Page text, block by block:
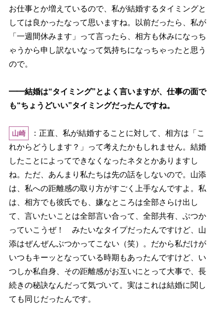
お仕事とか増えているので、私が結婚するタイミングと
しては良かったなって思いますね。以前だったら、私が
「一週間休みます」って言ったら、相方も休みになっち
ゃうから申し訳ないなって気持ちになっちゃったと思う
ので。
━━結婚は“タイミング”とよく言いますが、仕事の面で
も“ちょうどいい”タイミングだったんですね。
山崎
：正直、私が結婚することに対して、相方は「こ
れからどうします？」って考えたかもしれません。結婚
したことによってできなくなったネタとかありますし
ね。ただ、あんまり私たちは先の話をしないので。山添
は、私への距離感の取り方がすごく上手なんですよ。私
は、相方でも彼氏でも、嫌なところは全部さらけ出し
て、言いたいことは全部言い合って、全部共有、ぶつか
っていこうぜ！ みたいなタイプだったんですけど、山
添はぜんぜんぶつかってこない（笑）。だから私だけが
いつもキーッとなっている時期もあったんですけど、い
つしか私自身、その距離感がお互いにとって大事で、長
続きの秘訣なんだって気づいて。実はこれは結婚に関し
ても同じだったんです。